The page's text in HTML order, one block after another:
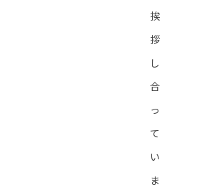
挨
拶
し
合
っ
て
い
ま